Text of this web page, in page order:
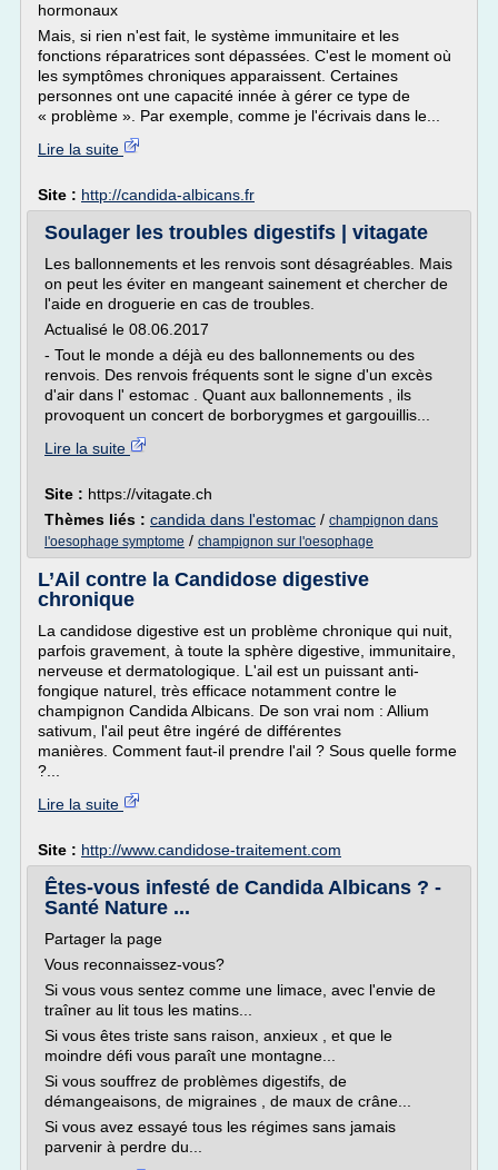
hormonaux
Mais, si rien n'est fait, le système immunitaire et les
fonctions réparatrices sont dépassées. C'est le moment où
les symptômes chroniques apparaissent. Certaines
personnes ont une capacité innée à gérer ce type de
« problème ». Par exemple, comme je l'écrivais dans le...
Lire la suite
Site : http://candida-albicans.fr
Soulager les troubles digestifs | vitagate
Les ballonnements et les renvois sont désagréables. Mais
on peut les éviter en mangeant sainement et chercher de
l'aide en droguerie en cas de troubles.
Actualisé le 08.06.2017
- Tout le monde a déjà eu des ballonnements ou des
renvois. Des renvois fréquents sont le signe d'un excès
d'air dans l' estomac . Quant aux ballonnements , ils
provoquent un concert de borborygmes et gargouillis...
Lire la suite
Site : https://vitagate.ch
Thèmes liés : candida dans l'estomac / champignon dans
l'oesophage symptome / champignon sur l'oesophage
L’Ail contre la Candidose digestive
chronique
La candidose digestive est un problème chronique qui nuit,
parfois gravement, à toute la sphère digestive, immunitaire,
nerveuse et dermatologique. L'ail est un puissant anti-
fongique naturel, très efficace notamment contre le
champignon Candida Albicans. De son vrai nom : Allium
sativum, l'ail peut être ingéré de différentes
manières. Comment faut-il prendre l'ail ? Sous quelle forme
?...
Lire la suite
Site : http://www.candidose-traitement.com
Êtes-vous infesté de Candida Albicans ? -
Santé Nature ...
Partager la page
Vous reconnaissez-vous?
Si vous vous sentez comme une limace, avec l'envie de
traîner au lit tous les matins...
Si vous êtes triste sans raison, anxieux , et que le
moindre défi vous paraît une montagne...
Si vous souffrez de problèmes digestifs, de
démangeaisons, de migraines , de maux de crâne...
Si vous avez essayé tous les régimes sans jamais
parvenir à perdre du...